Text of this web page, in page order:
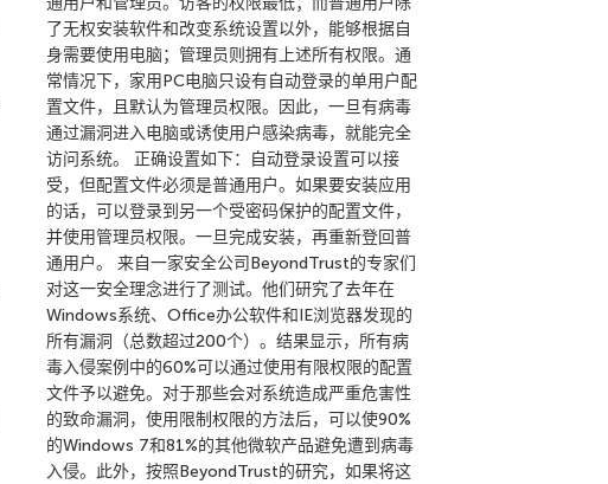
了无权安装软件和改变系统设置以外，能够根据自
身需要使用电脑；管理员则拥有上述所有权限。通
常情况下，家用PC电脑只设有自动登录的单用户配
置文件，且默认为管理员权限。因此，一旦有病毒
通过漏洞进入电脑或诱使用户感染病毒，就能完全
访问系统。 正确设置如下：自动登录设置可以接
受，但配置文件必须是普通用户。如果要安装应用
的话，可以登录到另一个受密码保护的配置文件，
并使用管理员权限。一旦完成安装，再重新登回普
通用户。 来自一家安全公司BeyondTrust的专家们
对这一安全理念进行了测试。他们研究了去年在
Windows系统、Office办公软件和IE浏览器发现的
所有漏洞（总数超过200个）。结果显示，所有病
毒入侵案例中的60%可以通过使用有限权限的配置
文件予以避免。对于那些会对系统造成严重危害性
的致命漏洞，使用限制权限的方法后，可以使90%
的Windows 7和81%的其他微软产品避免遭到病毒
入侵。此外，按照BeyondTrust的研究，如果将这